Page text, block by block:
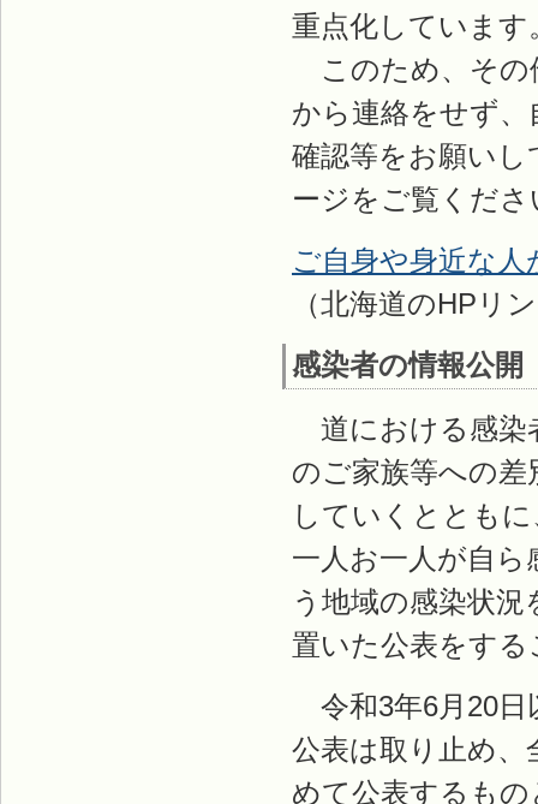
重点化しています
このため、その
から連絡をせず、
確認等をお願い
ージをご覧くださ
ご自身や身近な
（北海道のHPリ
感染者の情報公開
道における感染
のご家族等への
していくととも
一人お一人が自
う地域の感染状
置いた公表をす
令和3年6月20日
公表は取り止め、
めて公表するも